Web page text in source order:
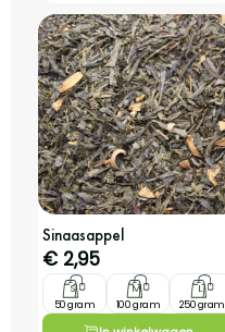
Sinaasappel
€ 2,95
S
50 gram
M
100 gram
L
250 gram